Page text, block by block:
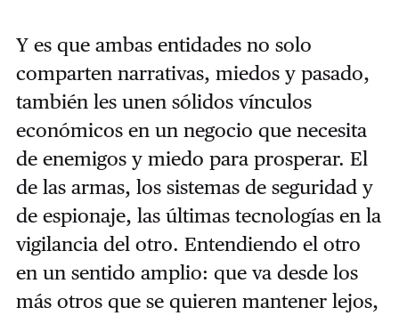
Y es que ambas entidades no solo
comparten narrativas, miedos y pasado,
también les unen sólidos vínculos
económicos en un negocio que necesita
de enemigos y miedo para prosperar. El
de las armas, los sistemas de seguridad y
de espionaje, las últimas tecnologías en la
vigilancia del otro. Entendiendo el otro
en un sentido amplio: que va desde los
más otros que se quieren mantener lejos,